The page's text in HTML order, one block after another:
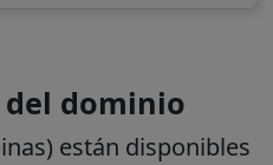
dominio
están disponibles